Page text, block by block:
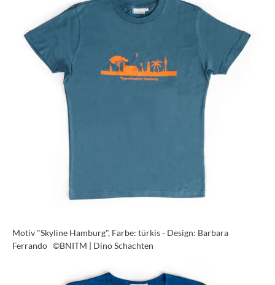
Motiv "Skyline Hamburg", Farbe: türkis - Design: Barbara
Ferrando ©BNITM | Dino Schachten